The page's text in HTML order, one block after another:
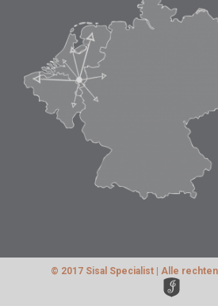
© 2017 Sisal Specialist | Alle